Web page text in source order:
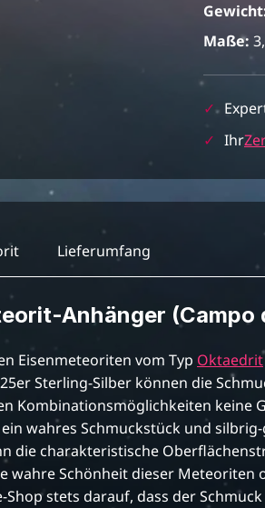
Maße:
✓
✓ Ihr
Lieferumfang
Anhänger
Eisenmeteoriten vom Typ Oktaedrit
Sterling-Silber können die
Kombinationsmöglichkeiten keine
wahres Schmuckstück und
die charakteristische
wahre Schönheit dieser
stets darauf, dass der